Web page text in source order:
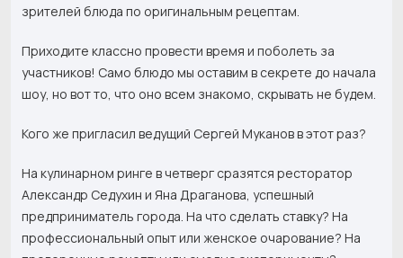
зрителей блюда по оригинальным рецептам.
Приходите классно провести время и поболеть за
участников! Само блюдо мы оставим в секрете до начала
шоу, но вот то, что оно всем знакомо, скрывать не будем.
Кого же пригласил ведущий Сергей Муканов в этот раз?
На кулинарном ринге в четверг сразятся ресторатор
Александр Седухин и Яна Драганова, успешный
предприниматель города. На что сделать ставку? На
профессиональный опыт или женское очарование? На